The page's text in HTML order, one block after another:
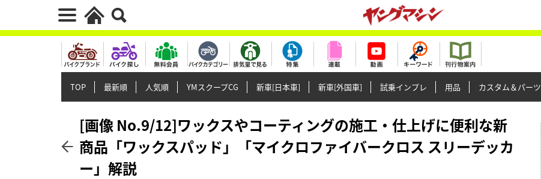
TOP 最新順 人気順 YMスクープCG 新車[日本車] 新車[外国車] 試乗インプレ 用品 カスタム＆パーツ
[画像 No.9/12]ワックスやコーティングの施工・仕上げに便利な新
商品「ワックスパッド」「マイクロファイバークロス スリーデッカ
ー」解説